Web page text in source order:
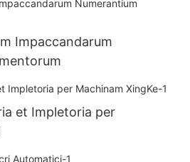
Impaccandarum
et Impletoria per